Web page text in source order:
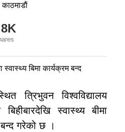
काठमाडाैं
त्रिभुवन विश्वविद्यालय
स्वास्थ्य बीमा
बन्द गरेको छ ।